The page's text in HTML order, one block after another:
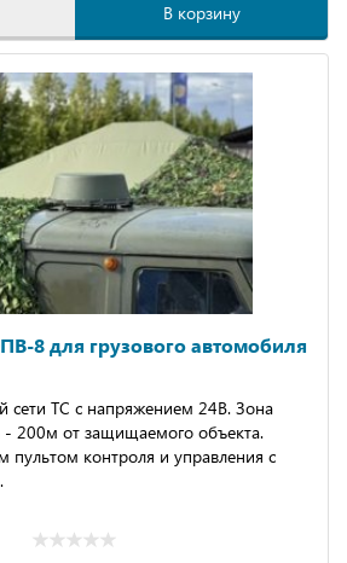
В корзину
8 для грузового автомобиля
сети ТС с напряжением 24В. Зона
- 200м от защищаемого объекта.
контроля и управления с